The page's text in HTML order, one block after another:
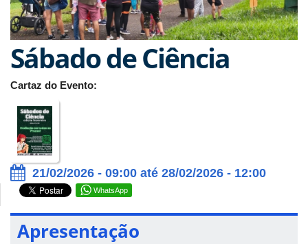
Sábado de Ciência
Cartaz do Evento:
21/02/2026 - 09:00 até 28/02/2026 - 12:00
WhatsApp
Apresentação